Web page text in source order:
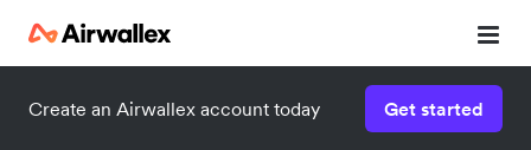
Create an Airwallex account today Get started